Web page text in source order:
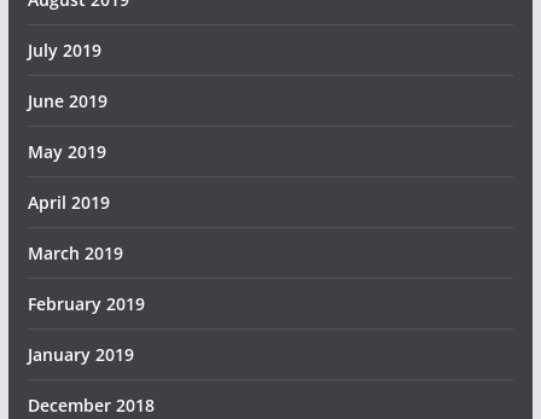
July 2019
June 2019
May 2019
April 2019
March 2019
February 2019
January 2019
December 2018